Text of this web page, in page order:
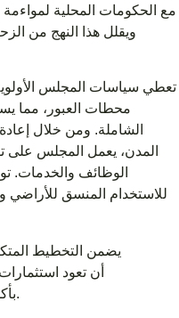
مع الحكومات المحلية
ويقلل هذا النهج من
تعطي سياسات المجلس
محطات العبور، مما
الشاملة. ومن خلال
المدن، يعمل المجلس على
للاستخدام المنسق للأراضي
يضمن التخطيط
بأكمله، مما يعزز العدالة والاستدامة.